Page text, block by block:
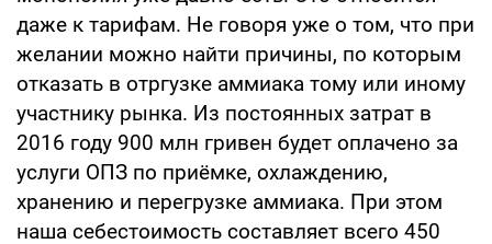
даже к тарифам. Не говоря уже о том, что при
желании можно найти причины, по которым
отказать в отргузке аммиака тому или иному
участнику рынка. Из постоянных затрат в
2016 году 900 млн гривен будет оплачено за
услуги ОПЗ по приёмке, охлаждению,
хранению и перегрузке аммиака. При этом
наша себестоимость составляет всего 450